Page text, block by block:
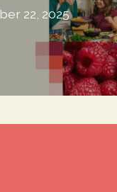
22, 2025